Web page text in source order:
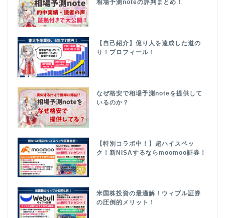
相場予測noteの評判まとめ！
【自己紹介】億り人を達成した道の
り！プロフィール！
なぜ格安で相場予測noteを提供して
いるのか？
【特別コラボ中！】超ハイスペッ
ク！新NISAするならmoomoo証券！
米国株投資の最適解！ウィブル証券
の圧倒的メリット！